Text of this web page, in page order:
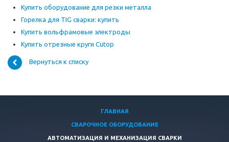
Купить оборудование для резки металла
Горелка для TIG сварки: купить
Купить вольфрамовые электроды
Купить отрезные круги Cutop
Вернуться к списку
ГЛАВНАЯ
СВАРОЧНОЕ ОБОРУДОВАНИЕ
АВТОМАТИЗАЦИЯ И МЕХАНИЗАЦИЯ СВАРКИ